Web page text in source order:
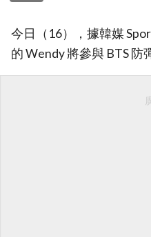
今日（16），據韓媒
的 Wendy 將參與 BTS 防